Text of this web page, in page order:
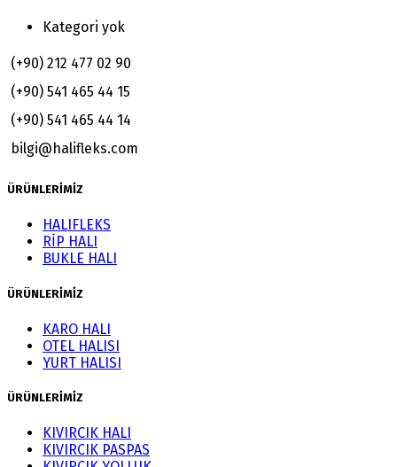
Kategori yok
(+90) 212 477 02 90
(+90) 541 465 44 15
(+90) 541 465 44 14
bilgi@halifleks.com
ÜRÜNLERİMİZ
HALIFLEKS
RİP HALI
BUKLE HALI
ÜRÜNLERİMİZ
KARO HALI
OTEL HALISI
YURT HALISI
ÜRÜNLERİMİZ
KIVIRCIK HALI
KIVIRCIK PASPAS